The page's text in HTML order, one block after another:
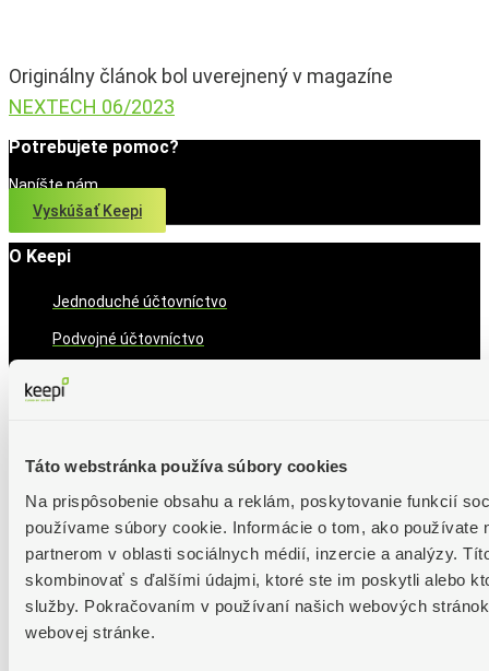
Táto webstránka používa súbory cookies
Na prispôsobenie obsahu a reklám, poskytovanie funkcií
používame súbory cookie. Informácie o tom, ako používate
partnerom v oblasti sociálnych médií, inzercie a analýzy.
skombinovať s ďalšími údajmi, ktoré ste im poskytli alebo
služby. Pokračovaním v používaní našich webových
webovej stránke.
Originálny článok bol uverejnený v magazíne
NEXTECH 06/2023
Potrebujete pomoc?
Napíšte nám
Vyskúšať Keepi
O Keepi
Jednoduché účtovníctvo
Podvojné účtovníctvo
Daňová evidencia
Informácie
Funkcie detailne
Novinky
Aktuálne